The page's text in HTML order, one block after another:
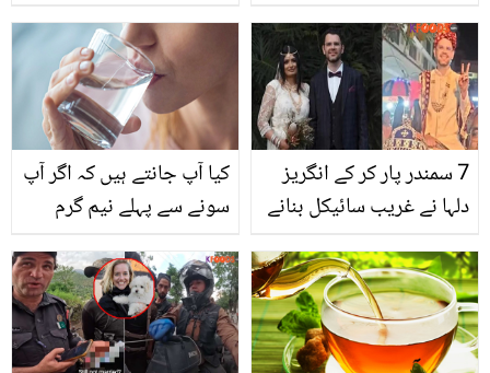
کمی لانے کے لیے کون سے
آزمودہ نسخے بتائے؟
کردیا
کیا آپ جانتے ہیں کہ اگر آپ
سونے سے پہلے نیم گرم
جانیں سونے سے پہلے نیم
گرم پانی پینے کے چند
حیرت انگیز فوائد
7 سمندر پار کر کے انگریز
دلہا نے غریب سائیکل بنانے
کرلی.. مسلمان لڑکی کی
شادی کی دلچسپ کہانی